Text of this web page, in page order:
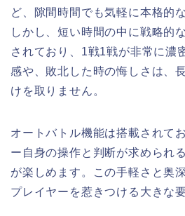
ど、隙間時間でも気軽に本格的
しかし、短い時間の中に戦略的
されており、1戦1戦が非常に濃
感や、敗北した時の悔しさは、
けを取りません。
オートバトル機能は搭載されて
ー自身の操作と判断が求められ
が楽しめます。この手軽さと奥
プレイヤーを惹きつける大きな